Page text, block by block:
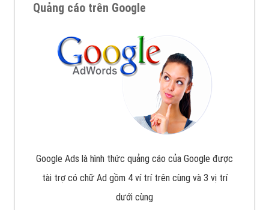
Quảng cáo trên Google
Google Ads là hình thức quảng cáo của Google được
tài trợ có chữ Ad gồm 4 ví trí trên cùng và 3 vị trí
dưới cùng